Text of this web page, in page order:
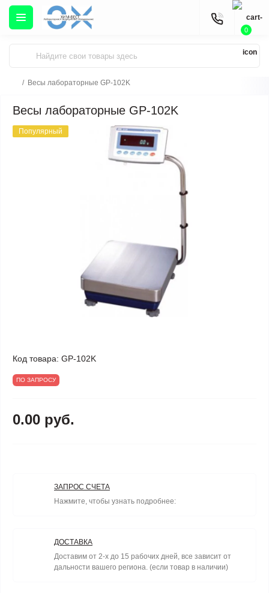
0
Весы лабораторные GP-102K
Весы лабораторные GP-102K
Популярный
Код товара: GP-102K
ПО ЗАПРОСУ
0.00 руб.
ЗАПРОС СЧЕТА
Нажмите, чтобы узнать подробнее:
ДОСТАВКА
Доставим от 2-х до 15 рабочих дней, все зависит от
дальности вашего региона. (если товар в наличии)